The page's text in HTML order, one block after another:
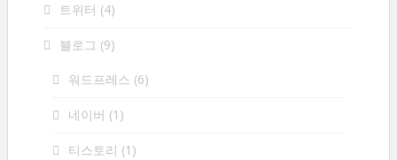
트위터 (4)
블로그 (9)
워드프레스 (6)
네이버 (1)
티스토리 (1)